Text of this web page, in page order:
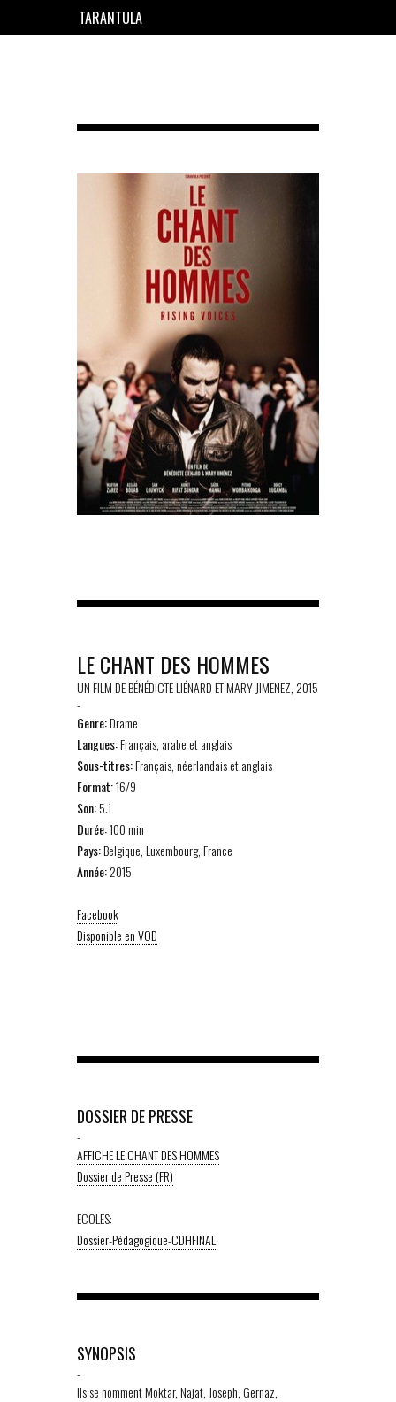
TARANTULA
LE CHANT DES HOMMES
UN FILM DE BÉNÉDICTE LIÉNARD ET MARY JIMENEZ, 2015
-
Genre:Drame
Langues:Français, arabe et anglais
Sous-titres:Français, néerlandais et anglais
Format:16/9
Son:5.1
Durée:100 min
Pays:Belgique, Luxembourg, France
Année:2015
Facebook
Disponible en VOD
DOSSIER DE PRESSE
-
AFFICHE LE CHANT DES HOMMES
Dossier de Presse (FR)
ECOLES:
Dossier-Pédagogique-CDHFINAL
SYNOPSIS
-
Ils se nomment Moktar, Najat, Joseph, Gernaz,